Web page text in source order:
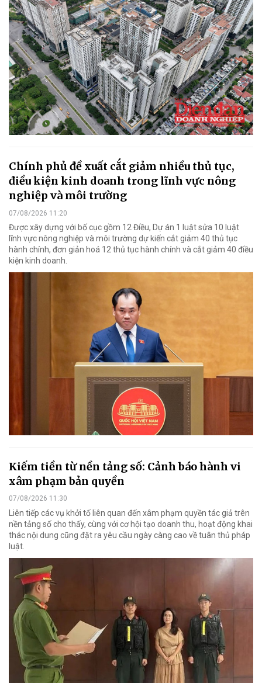
Chính phủ đề xuất cắt giảm nhiều thủ tục,
điều kiện kinh doanh trong lĩnh vực nông
nghiệp và môi trường
07/08/2026 11:20
Được xây dựng với bố cục gồm 12 Điều, Dự án 1 luật sửa 10 luật
lĩnh vực nông nghiệp và môi trường dự kiến cắt giảm 40 thủ tục
hành chính, đơn giản hoá 12 thủ tục hành chính và cắt giảm 40 điều
kiện kinh doanh.
Kiếm tiền từ nền tảng số: Cảnh báo hành vi
xâm phạm bản quyền
07/08/2026 11:30
Liên tiếp các vụ khởi tố liên quan đến xâm phạm quyền tác giả trên
nền tảng số cho thấy, cùng với cơ hội tạo doanh thu, hoạt động khai
thác nội dung cũng đặt ra yêu cầu ngày càng cao về tuân thủ pháp
luật.